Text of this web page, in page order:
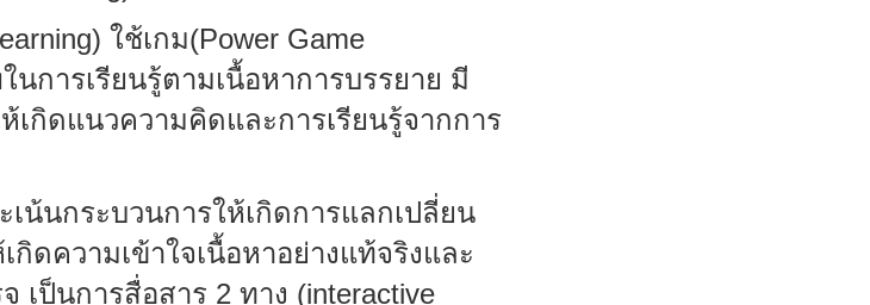
ใช้เกม(Power Game
การเรียนรู้ตามเนื้อหาการบรรยาย มี
กิดแนวความคิดและการเรียนรู้จากการ
เน้นกระบวนการให้เกิดการแลกเปลี่ยน
ดความเข้าใจเนื้อหาอย่างแท้จริงและ
เป็นการสื่อสาร 2 ทาง (interactive